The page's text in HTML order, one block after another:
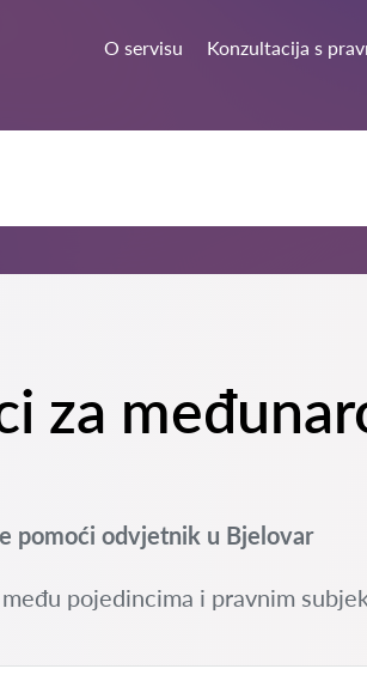
O servisu Konzultacija s
za
pomoći odvjetnik u Bjelovar
pojedincima i pravnim